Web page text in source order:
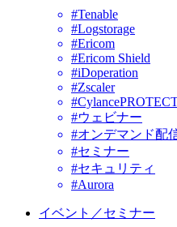
#Tenable
#Logstorage
#Ericom
#Ericom Shield
#iDoperation
#Zscaler
#ウェビナー
#オンデマンド配
#セミナー
#セキュリティ
#Aurora
イベント／セミナー